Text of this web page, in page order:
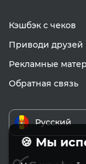
Кэшбэк с чеков
Приводи друзей
Рекламные
Обратная связь
Русский
🍪 Мы